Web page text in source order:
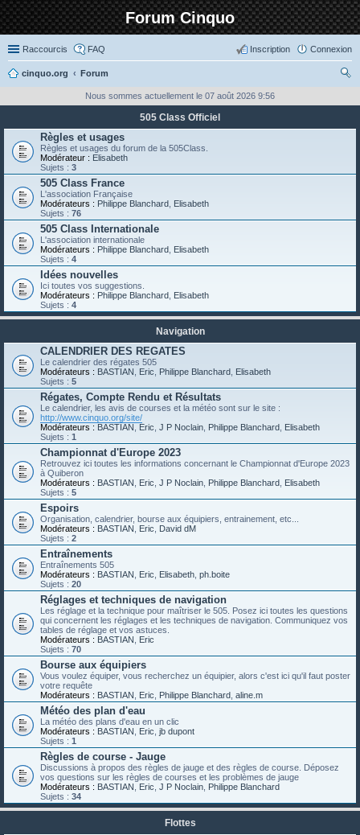
Forum Cinquo
Raccourcis FAQ Connexion
Inscription
cinquo.org
Forum
ch
Nous sommes actuellement le 07 août 2026 9:56
505 Class Officiel
Règles et usages
Règles et usages du forum de la 505Class.
Modérateur : Elisabeth
Sujets : 3
505 Class France
L'association Française
Modérateurs : Philippe Blanchard Elisabeth
Sujets : 76
505 Class Internationale
L'association internationale
Modérateurs : Philippe Blanchard Elisabeth
Sujets : 4
Idées nouvelles
Ici toutes vos suggestions.
Modérateurs : Philippe Blanchard Elisabeth
Sujets : 4
Navigation
CALENDRIER DES REGATES
Le calendrier des régates 505
Modérateurs : BASTIAN Eric Philippe Blanchard Elisabeth
Sujets : 5
Régates, Compte Rendu et Résultats
Le calendrier, les avis de courses et la météo sont sur le site :
http://www.cinquo.org/site/
Modérateurs : BASTIAN Eric J P Noclain Philippe Blanchard Elisabeth
Sujets : 1
Championnat d'Europe 2023
Retrouvez ici toutes les informations concernant le Championnat d'Europe 2023
à Quiberon
Modérateurs : BASTIAN Eric J P Noclain Philippe Blanchard Elisabeth
Sujets : 5
Espoirs
Organisation, calendrier, bourse aux équipiers, entrainement, etc...
Modérateurs : BASTIAN Eric
David dM
Sujets : 2
Entraînements
Entraînements 505
Modérateurs : BASTIAN Eric Elisabeth ph.boite
Sujets : 20
Réglages et techniques de navigation
Les réglage et la technique pour maîtriser le 505. Posez ici toutes les questions
qui concernent les réglages et les techniques de navigation. Communiquez vos
tables de réglage et vos astuces.
Modérateurs : BASTIAN
Eric
Sujets : 70
Bourse aux équipiers
Vous voulez équiper, vous recherchez un équipier, alors c'est ici qu'il faut poster
votre requête
Modérateurs : BASTIAN Eric Philippe Blanchard aline.m
Météo des plan d'eau
La météo des plans d'eau en un clic
Modérateurs : BASTIAN Eric jb dupont
Sujets : 1
Règles de course - Jauge
Discussions à propos des règles de jauge et des règles de course. Déposez
vos questions sur les règles de courses et les problèmes de jauge
Modérateurs : BASTIAN Eric J P Noclain Philippe Blanchard
Sujets : 34
Flottes